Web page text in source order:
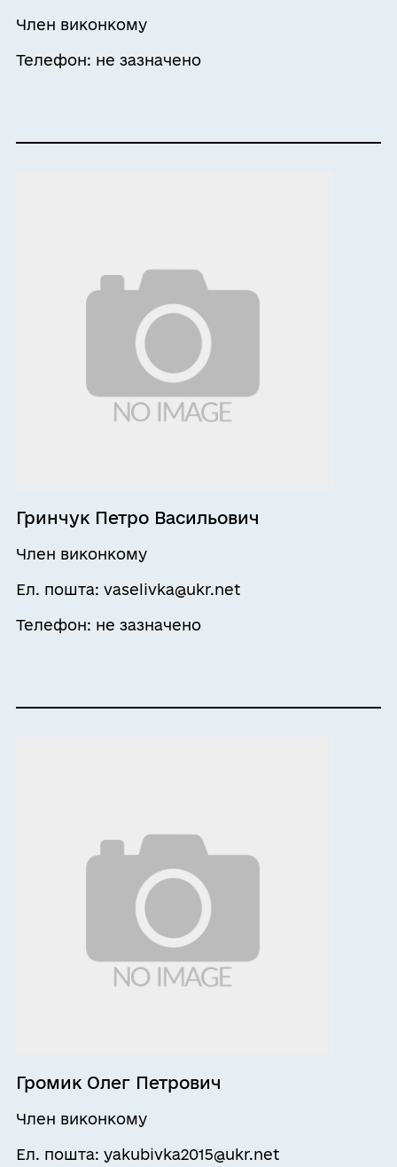
Член виконкому
Телефон: не зазначено
Гринчук Петро Васильович
Член виконкому
Ел. пошта: vaselivka@ukr.net
Телефон: не зазначено
Громик Олег Петрович
Член виконкому
Ел. пошта: yakubivka2015@ukr.net